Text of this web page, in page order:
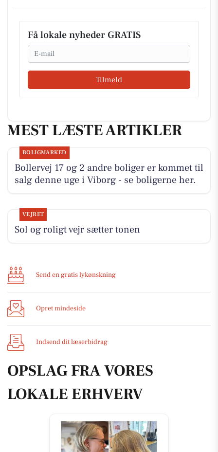
Få lokale nyheder GRATIS
Email
Tilmeld
MEST LÆSTE ARTIKLER
BOLIGMARKED
Bollervej 17 og 2 andre boliger er kommet til
salg denne uge i Viborg - se boligerne her.
VEJRET
Sol og roligt vejr sætter tonen
Send en gratis lykønskning
Opret mindeside
Indsend dit læserbidrag
OPSLAG FRA VORES
LOKALE ERHVERV